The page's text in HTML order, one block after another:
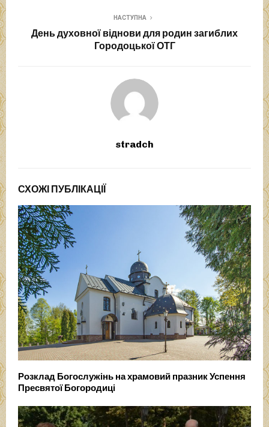
НАСТУПНА
День духовної віднови для родин загиблих
Городоцької ОТГ
stradch
СХОЖІ ПУБЛІКАЦІЇ
Розклад Богослужінь на храмовий празник Успення
Пресвятої Богородиці